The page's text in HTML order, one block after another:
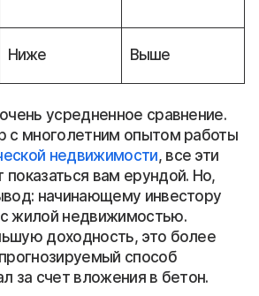
Ниже Выше
усредненное сравнение.
с многолетним опытом работы
недвижимости, все эти
показаться вам ерундой. Но,
начинающему инвестору
жилой недвижимостью.
доходность, это более
способ
за счет вложения в бетон.